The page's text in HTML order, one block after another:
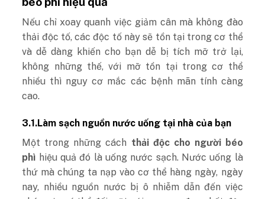
Nếu chỉ xoay quanh việc giảm cân mà không đào
thải độc tố, các độc tố này sẽ tồn tại trong cơ thể
và dễ dàng khiến cho bạn dễ bị tích mỡ trở lại,
không những thế, với mỡ tồn tại trong cơ thể
nhiều thì nguy cơ mắc các bệnh mãn tính càng
cao.
3.1.Làm sạch nguồn nước uống tại nhà của bạn
Một trong những cách thải độc cho người béo
phì hiệu quả đó là uống nước sạch. Nước uống là
thứ mà chúng ta nạp vào cơ thể hàng ngày, ngày
nay, nhiều nguồn nước bị ô nhiễm dẫn đến việc